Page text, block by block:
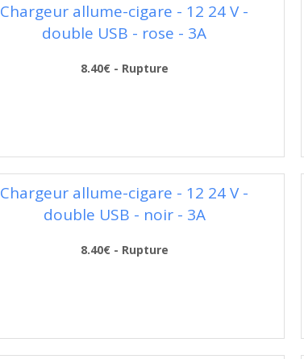
Chargeur allume-cigare - 12 24 V -
double USB - rose - 3A
8.40€ - Rupture
Chargeur allume-cigare - 12 24 V -
double USB - noir - 3A
8.40€ - Rupture